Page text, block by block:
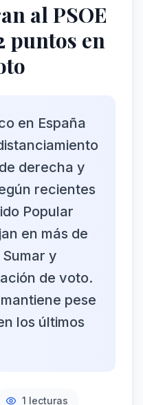
al PSOE
puntos en
en España
derecha y
recientes
Popular
en más de
Sumar y
de voto.
pese
los últimos
1 lecturas